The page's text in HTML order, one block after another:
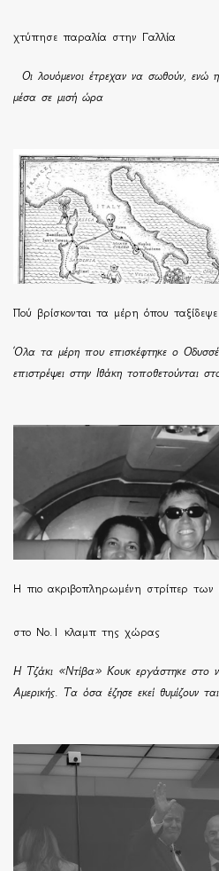
χτύπησε παραλία στην Γαλλία
Οι λουόμενοι έτρεχαν να σωθούν, ενώ
μέσα σε μισή ώρα
Πού βρίσκονται τα μέρη όπου
Όλα τα μέρη που επισκέφτηκε ο
επιστρέψει στην Ιθάκη τοποθετούνται
H πιο ακριβοπληρωμένη στρίπερ
στο Νο.1 κλαμπ της χώρας
Η Τζάκι «Ντίβα» Κουκ εργάστηκε στο
Αμερικής. Τα όσα έζησε εκεί θυμίζουν